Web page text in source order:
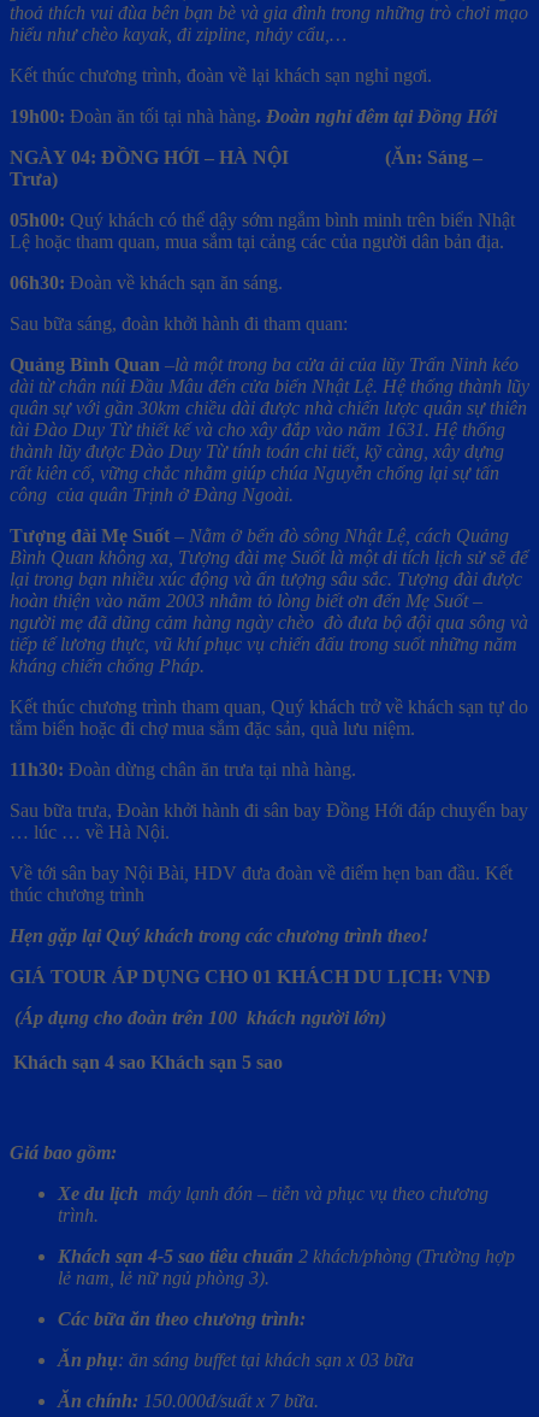
thoả thích vui đùa bên bạn bè và gia đình trong những trò chơi mạo
hiểu như chèo kayak, đi zipline, nhảy cẩu,…
Kết thúc chương trình, đoàn về lại khách sạn nghỉ ngơi.
19h00: Đoàn ăn tối tại nhà hàng. Đoàn nghỉ đêm tại Đồng Hới
NGÀY 04: ĐỒNG HỚI – HÀ NỘI
(Ăn: Sáng –
Trưa)
05h00: Quý khách có thể dậy sớm ngắm bình minh trên biển Nhật
Lệ hoặc tham quan, mua sắm tại cảng các của người dân bản địa.
06h30: Đoàn về khách sạn ăn sáng.
Sau bữa sáng, đoàn khởi hành đi tham quan:
Quảng Bình Quan –là một trong ba cửa ải của lũy Trấn Ninh kéo
dài từ chân núi Đầu Mâu đến cửa biển Nhật Lệ. Hệ thống thành lũy
quân sự với gần 30km chiều dài được nhà chiến lược quân sự thiên
tài Đào Duy Từ thiết kế và cho xây đắp vào năm 1631. Hệ thống
thành lũy được Đào Duy Từ tính toán chi tiết, kỹ càng, xây dựng
rất kiên cố, vững chắc nhằm giúp chúa Nguyễn chống lại sự tấn
công của quân Trịnh ở Đàng Ngoài.
Tượng đài Mẹ Suốt – Nằm ở bến đò sông Nhật Lệ, cách Quảng
Bình Quan không xa, Tượng đài mẹ Suốt là một di tích lịch sử sẽ để
lại trong bạn nhiều xúc động và ấn tượng sâu sắc. Tượng đài được
hoàn thiện vào năm 2003 nhằm tỏ lòng biết ơn đến Mẹ Suốt –
người mẹ đã dũng cảm hàng ngày chèo đò đưa bộ đội qua sông và
tiếp tế lương thực, vũ khí phục vụ chiến đấu trong suốt những năm
kháng chiến chống Pháp.
Kết thúc chương trình tham quan, Quý khách trở về khách sạn tự do
tắm biển hoặc đi chợ mua sắm đặc sản, quà lưu niệm.
11h30: Đoàn dừng chân ăn trưa tại nhà hàng.
Sau bữa trưa, Đoàn khởi hành đi sân bay Đồng Hới đáp chuyến bay
… lúc … về Hà Nội.
Về tới sân bay Nội Bài HDV đưa đoàn về điểm hẹn ban đầu. Kết
thúc chương trình
Hẹn gặp lại Quý khách trong các chương trình theo!
GIÁ TOUR ÁP DỤNG CHO 01 KHÁCH DU LỊCH: VNĐ
(Áp dụng cho đoàn trên 100 khách người lớn)
Khách sạn 4 sao Khách sạn 5 sao
Giá bao gồm:
Xe du lịch máy lạnh đón – tiễn và phục vụ theo chương
trình.
Khách sạn 4-5 sao tiêu chuẩn 2 khách/phòng (Trường hợp
lẻ nam, lẻ nữ ngủ phòng 3).
Các bữa ăn theo chương trình:
Ăn phụ: ăn sáng buffet tại khách sạn x 03 bữa
Ăn chính: 150.000đ/suất x 7 bữa.